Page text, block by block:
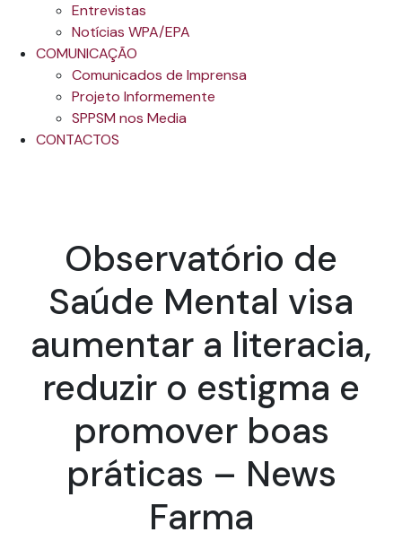
Entrevistas
Notícias WPA/EPA
COMUNICAÇÃO
Comunicados de Imprensa
Projeto Informemente
SPPSM nos Media
CONTACTOS
Observatório de
Saúde Mental visa
aumentar a literacia,
reduzir o estigma e
promover boas
práticas – News
Farma